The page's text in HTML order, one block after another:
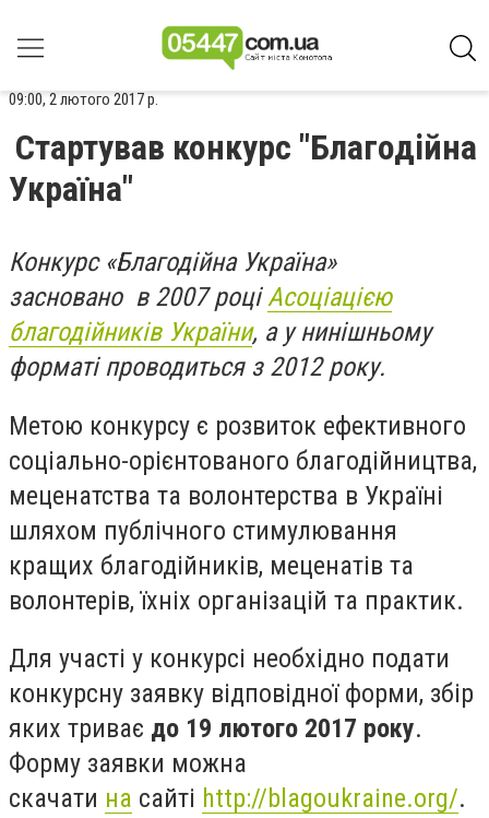
09:00, 2 лютого 2017 р.
Стартував конкурс "Благодійна
Україна"
Конкурс «Благодійна Україна»
засновано в 2007 роціАсоціацією
благодійників України, а у нинішньому
форматі проводиться з 2012 року.
Метою конкурсу є розвиток ефективного
соціально-орієнтованого благодійництва,
меценатства та волонтерства в Україні
шляхом публічного стимулювання
кращих благодійників, меценатів та
волонтерів, їхніх організацій та практик.
Для участі у конкурсі необхідно подати
конкурсну заявку відповідної форми, збір
яких триває до 19 лютого 2017 року.
Форму заявки можна
скачати на сайті http://blagoukraine.org/.